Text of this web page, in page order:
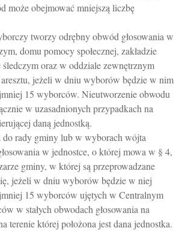
może obejmować mniejszą liczbę
tworzy odrębny obwód głosowania w
domu pomocy społecznej, zakładzie
śledczym oraz w oddziale zewnętrznym
aresztu, jeżeli w dniu wyborów będzie w nim
15 wyborców. Nieutworzenie obwodu
w uzasadnionych przypadkach na
daną jednostką.
rady gminy lub w wyborach wójta
w jednostce, o której mowa w § 4,
gminy, w której są przeprowadzane
jeżeli w dniu wyborów będzie w niej
15 wyborców ujętych w Centralnym
w stałych obwodach głosowania na
terenie której położona jest dana jednostka.